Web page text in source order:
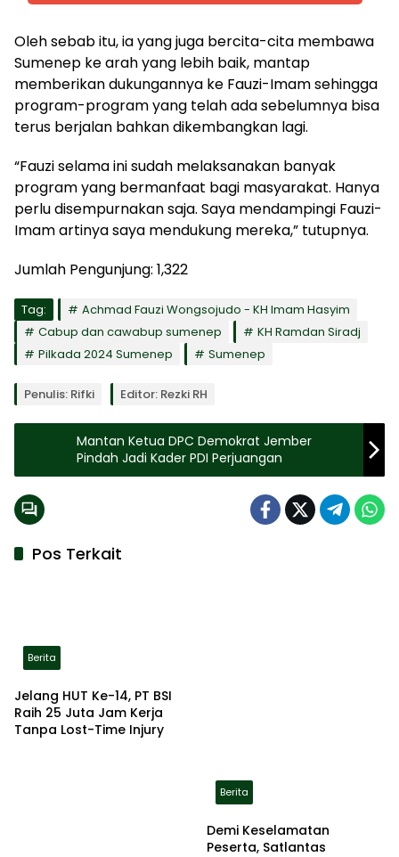
Oleh sebab itu, ia yang juga bercita-cita membawa
Sumenep ke arah yang lebih baik, mantap
memberikan dukungannya ke Fauzi-Imam sehingga
program-program yang telah ada sebelumnya bisa
terus berjalan bahkan dikembangkan lagi.
“Fauzi selama ini sudah melaksanakan banyak
program yang bermanfaat bagi masyarakat. Hanya
perlu disempurnakan saja. Saya mendampingi Fauzi-
Imam artinya saya mendukung mereka,” tutupnya.
Jumlah Pengunjung: 1,322
Tag:
Achmad Fauzi Wongsojudo - KH Imam Hasyim
Cabup dan cawabup sumenep
KH Ramdan Siradj
Pilkada 2024 Sumenep
Sumenep
Penulis: Rifki Editor: Rezki RH
Mantan Ketua DPC Demokrat Jember
Pindah Jadi Kader PDI Perjuangan
Pos Terkait
Berita
Jelang HUT Ke-14, PT BSI
Raih 25 Juta Jam Kerja
Tanpa Lost-Time Injury
Berita
Demi Keselamatan
Peserta, Satlantas